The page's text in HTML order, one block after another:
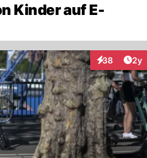
Kinder auf E-
38
Interaktionen
2y